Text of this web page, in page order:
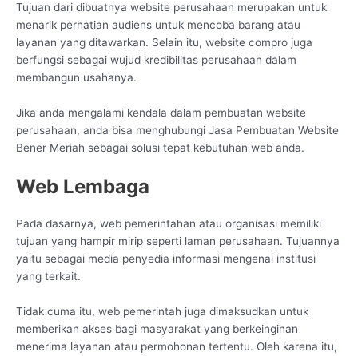
Tujuan dari dibuatnya website perusahaan merupakan untuk
menarik perhatian audiens untuk mencoba barang atau
layanan yang ditawarkan. Selain itu, website compro juga
berfungsi sebagai wujud kredibilitas perusahaan dalam
membangun usahanya.
Jika anda mengalami kendala dalam pembuatan website
perusahaan, anda bisa menghubungi Jasa Pembuatan Website
Bener Meriah sebagai solusi tepat kebutuhan web anda.
Web Lembaga
Pada dasarnya, web pemerintahan atau organisasi memiliki
tujuan yang hampir mirip seperti laman perusahaan. Tujuannya
yaitu sebagai media penyedia informasi mengenai institusi
yang terkait.
Tidak cuma itu, web pemerintah juga dimaksudkan untuk
memberikan akses bagi masyarakat yang berkeinginan
menerima layanan atau permohonan tertentu. Oleh karena itu,